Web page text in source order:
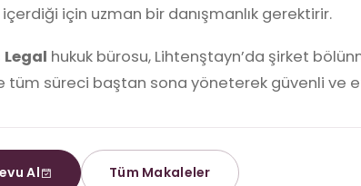
için uzman bir danışmanlık gerektirir.
hukuk bürosu, Lihtenştayn’da şirket
tüm süreci baştan sona yöneterek güvenli ve
Al Tüm Makaleler